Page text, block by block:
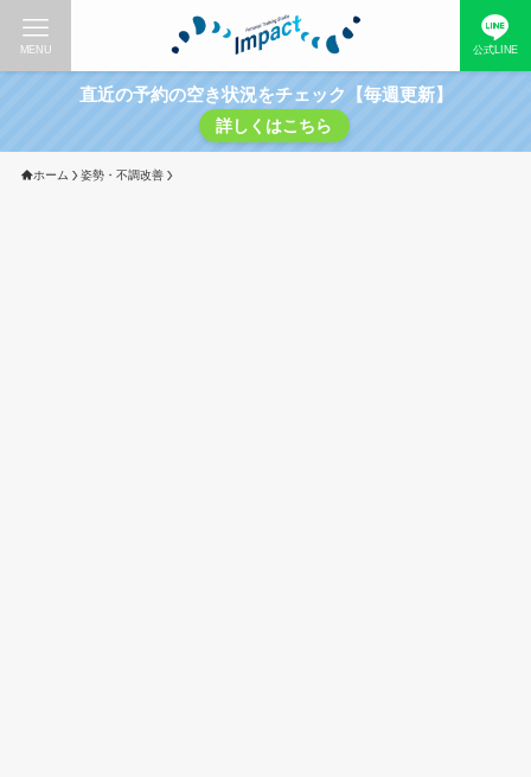
公式LINE
MENU
直近の予約の空き状況をチェック【毎週更新】
詳しくはこちら
ホーム 姿勢・不調改善